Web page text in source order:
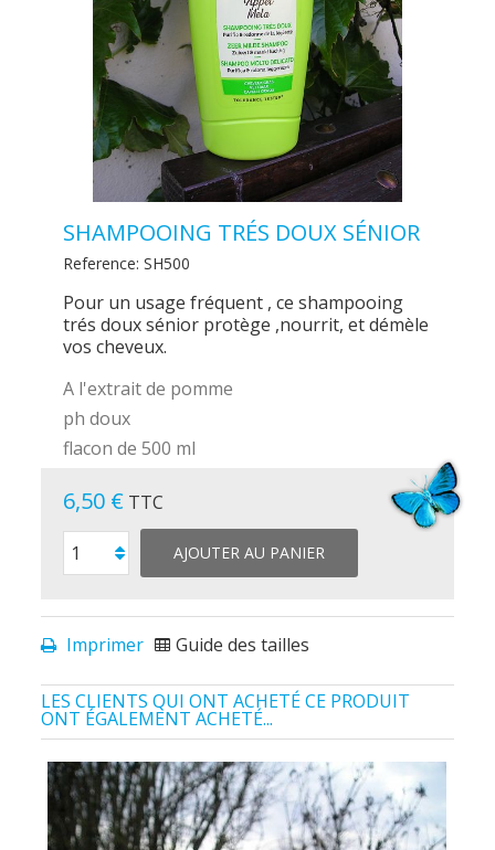
SHAMPOOING TRÉS DOUX SÉNIOR
Reference: SH500
Pour un usage fréquent , ce shampooing
trés doux sénior protège ,nourrit, et démèle
vos cheveux.
A l'extrait de pomme
ph doux
flacon de 500 ml
6,50 € TTC
AJOUTER AU PANIER
Imprimer Guide des tailles
LES CLIENTS QUI ONT ACHETÉ CE PRODUIT
ONT ÉGALEMENT ACHETÉ...